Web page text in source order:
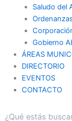
Saludo del
Gobierno
ÁREAS
DIRECTORIO
EVENTOS
CONTACTO